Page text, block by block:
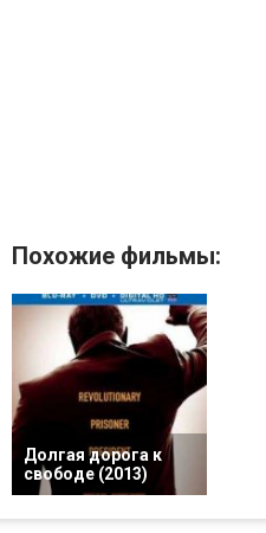
Похожие фильмы:
Долгая дорога к
свободе (2013)